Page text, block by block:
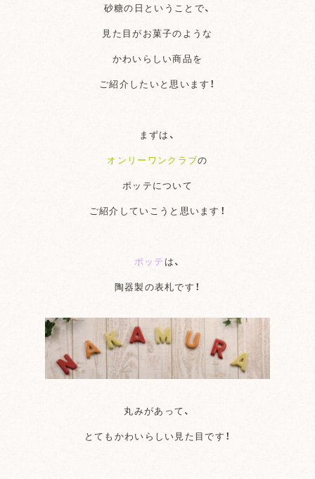
砂糖の日ということで、
見た目がお菓子のような
かわいらしい商品を
ご紹介したいと思います！
まずは、
オンリーワンクラブの
ポッテについて
ご紹介していこうと思います！
ポッテ は、
陶器製の表札です！
丸みがあって、
とてもかわいらしい見た目です！